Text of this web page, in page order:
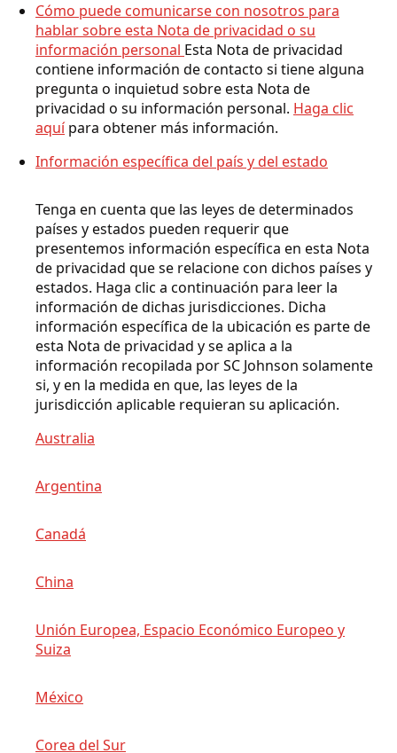
Cómo puede comunicarse con nosotros para
hablar sobre esta Nota de privacidad o su
información personal Esta Nota de privacidad
contiene información de contacto si tiene alguna
pregunta o inquietud sobre esta Nota de
privacidad o su información personal. Haga clic
aquípara obtener más información.
Información específica del país y del estado
Tenga en cuenta que las leyes de determinados
países y estados pueden requerir que
presentemos información específica en esta Nota
de privacidad que se relacione con dichos países y
estados. Haga clic a continuación para leer la
información de dichas jurisdicciones. Dicha
información específica de la ubicación es parte de
esta Nota de privacidad y se aplica a la
información recopilada por SC Johnson solamente
si, y en la medida en que, las leyes de la
jurisdicción aplicable requieran su aplicación.
Australia
Argentina
Canadá
China
Unión Europea, Espacio Económico Europeo y
Suiza
México
Corea del Sur